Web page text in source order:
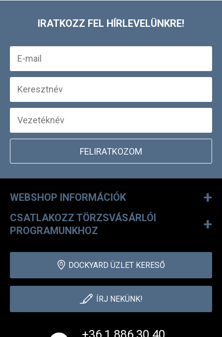
IRATKOZZ FEL HÍRLEVELÜNKRE!
FELIRATKOZOM
WEBSHOP INFORMÁCIÓK +
CSATLAKOZZ TÖRZSVÁSÁRLÓI
PROGRAMUNKHOZ
+
DOCKYARD ÜZLET KERESŐ
ÍRJ NEKÜNK!